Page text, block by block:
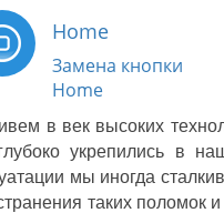
Home
Замена кнопки
Home
в век высоких
укрепились в
мы иногда
таких